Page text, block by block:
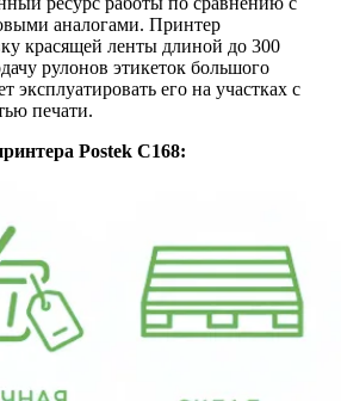
аналогами. Принтер
красящей ленты длиной до 300
рулонов этикеток большого
эксплуатировать его на участках с
печати.
Postek C168: